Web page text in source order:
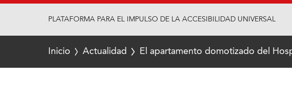
PLATAFORMA PARA EL IMPULSO DE LA ACCESIBILIDAD UNIVERSAL
Inicio Actualidad El apartamento domotizado del